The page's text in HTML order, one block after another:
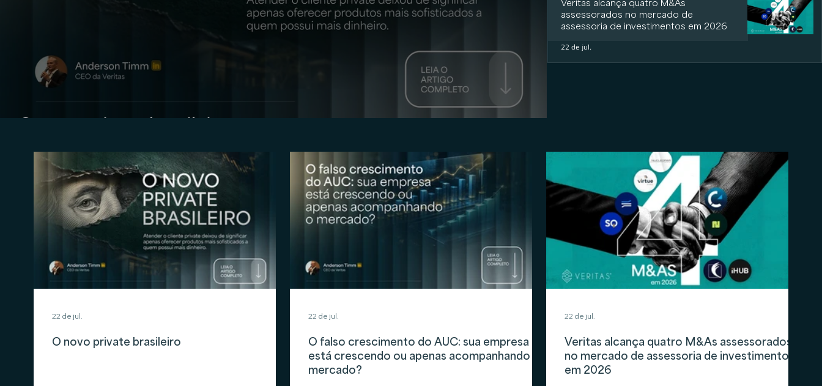
O novo private brasileiro
22 de jul.
O falso crescimento do AUC: sua empresa
está crescendo ou apenas acompanhando o
mercado?
22 de jul.
Veritas alcança quatro M&As assessorados
no mercado de assessoria de investimentos
em 2026
22 de jul.
O novo private brasileiro
Veritas alcança quatro M&As
assessorados no mercado de
assessoria de investimentos em 2026
22 de jul.